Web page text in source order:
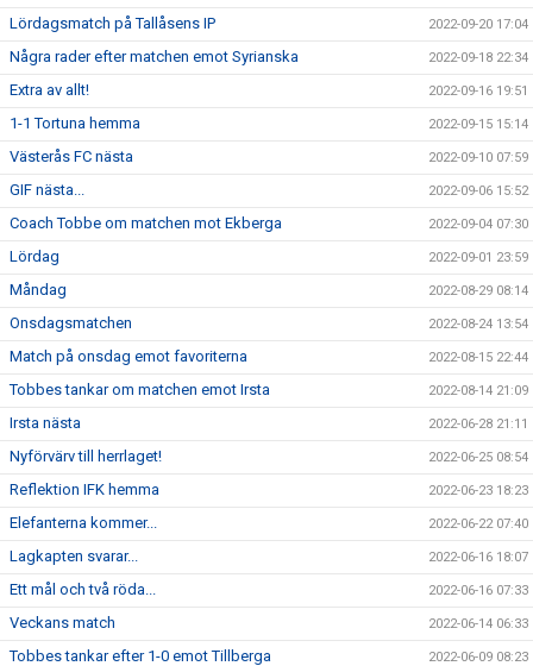
Lördagsmatch på Tallåsens IP 2022-09-20 17:04
Några rader efter matchen emot Syrianska 2022-09-18 22:34
Extra av allt! 2022-09-16 19:51
1-1 Tortuna hemma 2022-09-15 15:14
Västerås FC nästa 2022-09-10 07:59
GIF nästa... 2022-09-06 15:52
Coach Tobbe om matchen mot Ekberga 2022-09-04 07:30
Lördag 2022-09-01 23:59
Måndag 2022-08-29 08:14
Onsdagsmatchen 2022-08-24 13:54
Match på onsdag emot favoriterna 2022-08-15 22:44
Tobbes tankar om matchen emot Irsta 2022-08-14 21:09
Irsta nästa 2022-06-28 21:11
Nyförvärv till herrlaget! 2022-06-25 08:54
Reflektion IFK hemma 2022-06-23 18:23
Elefanterna kommer... 2022-06-22 07:40
Lagkapten svarar... 2022-06-16 18:07
Ett mål och två röda... 2022-06-16 07:33
Veckans match 2022-06-14 06:33
Tobbes tankar efter 1-0 emot Tillberga 2022-06-09 08:23